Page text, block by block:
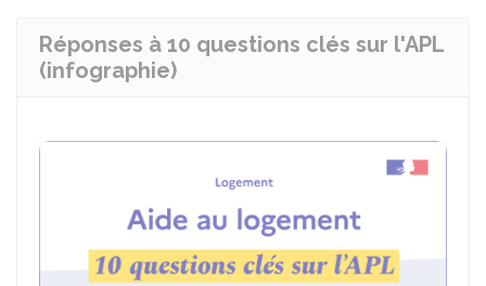
Réponses à 10 questions clés sur l'APL
(infographie)